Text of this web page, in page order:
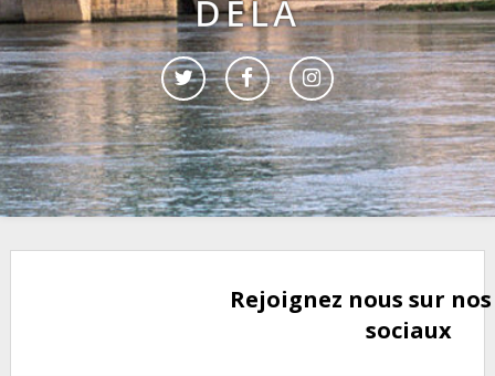
DELÀ
Rejoignez nous sur
sociaux